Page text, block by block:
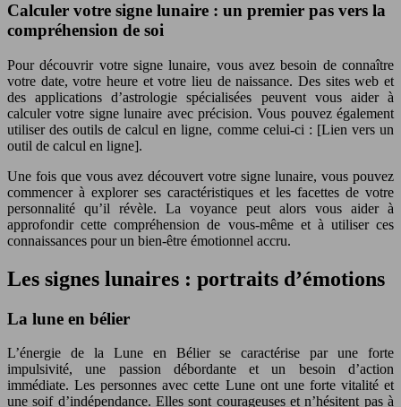
Calculer votre signe lunaire : un premier pas vers la
compréhension de soi
Pour découvrir votre signe lunaire, vous avez besoin de connaître
votre date, votre heure et votre lieu de naissance. Des sites web et
des applications d’astrologie spécialisées peuvent vous aider à
calculer votre signe lunaire avec précision. Vous pouvez également
utiliser des outils de calcul en ligne, comme celui-ci : [Lien vers un
outil de calcul en ligne].
Une fois que vous avez découvert votre signe lunaire, vous pouvez
commencer à explorer ses caractéristiques et les facettes de votre
personnalité qu’il révèle. La voyance peut alors vous aider à
approfondir cette compréhension de vous-même et à utiliser ces
connaissances pour un bien-être émotionnel accru.
Les signes lunaires : portraits d’émotions
La lune en bélier
L’énergie de la Lune en Bélier se caractérise par une forte
impulsivité, une passion débordante et un besoin d’action
immédiate. Les personnes avec cette Lune ont une forte vitalité et
une soif d’indépendance. Elles sont courageuses et n’hésitent pas à